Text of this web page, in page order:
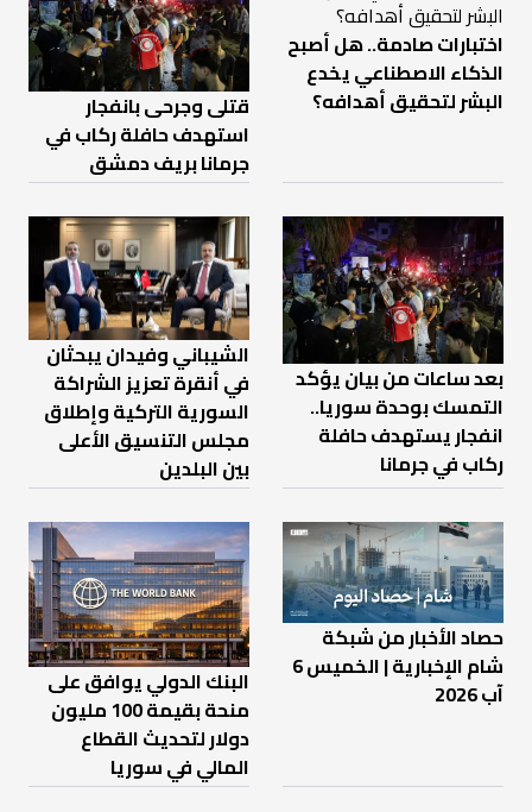
اختبارات صادمة.. هل أصبح
الذكاء الاصطناعي يخدع
البشر لتحقيق أهدافه؟
قتلى وجرحى بانفجار
استهدف حافلة ركاب في
جرمانا بريف دمشق
بعد ساعات من بيان يؤكد
التمسك بوحدة سوريا..
انفجار يستهدف حافلة
ركاب في جرمانا
الشيباني وفيدان يبحثان
في أنقرة تعزيز الشراكة
السورية التركية وإطلاق
مجلس التنسيق الأعلى
بين البلدين
حصاد الأخبار من شبكة
شام الإخبارية | الخميس 6
آب 2026
البنك الدولي يوافق على
منحة بقيمة 100 مليون
دولار لتحديث القطاع
المالي في سوريا